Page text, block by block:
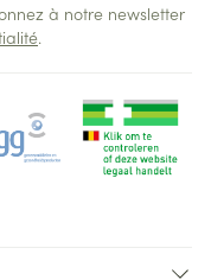
à notre newsletter
.